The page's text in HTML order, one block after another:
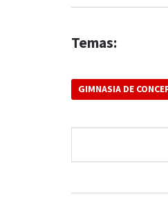
Temas:
GIMNASIA DE